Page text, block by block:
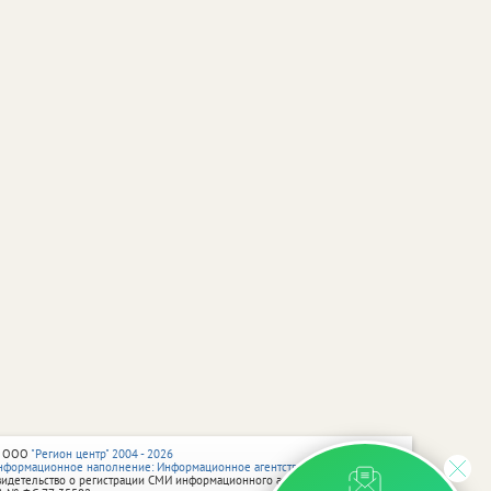
"Регион центр" 2004 - 2026
наполнение: Информационное агентство vRossii.ru
о регистрации СМИ информационного агентства vRossii.ru